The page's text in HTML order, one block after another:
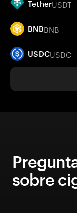
TetherUSDT
BNBBNB
USDCUSDC
sobre